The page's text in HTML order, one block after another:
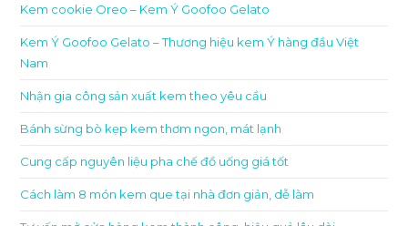
Kem cookie Oreo – Kem Ý Goofoo Gelato
Kem Ý Goofoo Gelato – Thương hiệu kem Ý hàng đầu Việt
Nam
Nhận gia công sản xuất kem theo yêu cầu
Bánh sừng bò kẹp kem thơm ngon, mát lạnh
Cung cấp nguyên liệu pha chế đồ uống giá tốt
Cách làm 8 món kem que tại nhà đơn giản, dễ làm